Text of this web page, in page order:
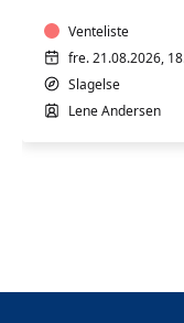
Andersen
Venteliste
fre. 21.08.2026,
Slagelse
Lene Andersen